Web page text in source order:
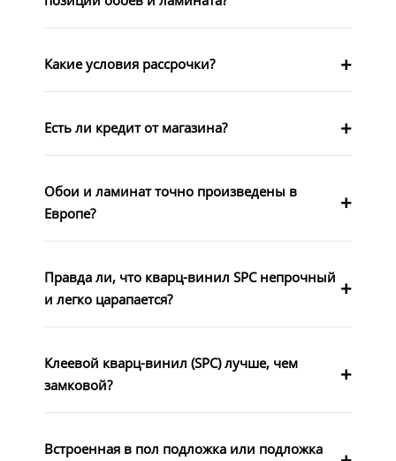
Какие условия рассрочки?
Есть ли кредит от магазина?
Обои и ламинат точно произведены в
Европе?
Правда ли, что кварц-винил SPC непрочный
и легко царапается?
Клеевой кварц-винил (SPC) лучше, чем
замковой?
Встроенная в пол подложка или подложка